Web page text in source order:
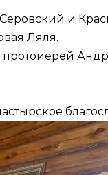
и
Ляля.
протоиерей